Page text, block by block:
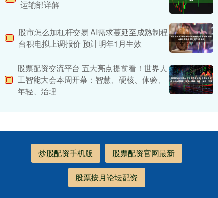
运输部详解
股市怎么加杠杆交易 AI需求蔓延至成熟制程
台积电拟上调报价 预计明年1月生效
股票配资交流平台 五大亮点提前看！世界人
工智能大会本周开幕：智慧、硬核、体验、
年轻、治理
炒股配资手机版 股票配资官网最新
股票按月论坛配资